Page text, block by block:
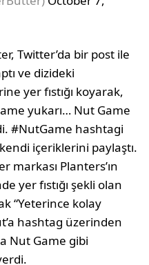
Twitter’da bir post ile
ve dizideki
yer fıstığı koyarak,
yukarı… Nut Game
#NutGame hashtagi
içeriklerini paylaştı.
markası Planters’ın
yer fıstığı şekli olan
“Yeterince kolay
hashtag üzerinden
Nut Game gibi